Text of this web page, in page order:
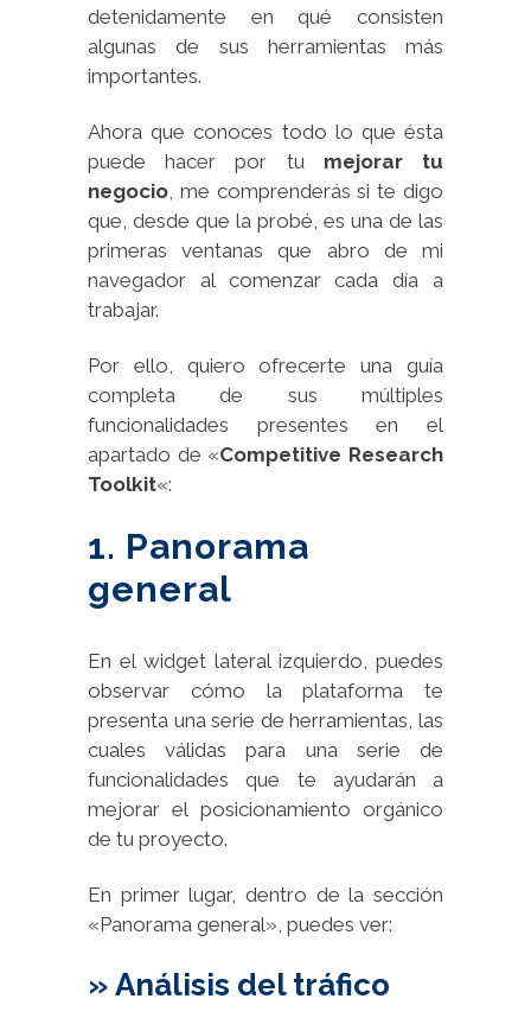
detenidamente en qué consisten
algunas de sus herramientas más
importantes.
Ahora que conoces todo lo que ésta
puede hacer por tu mejorar tu
negocio , me comprenderás si te digo
que, desde que la probé, es una de las
primeras ventanas que abro de mi
navegador al comenzar cada día a
trabajar.
Por ello, quiero ofrecerte una guía
completa de sus múltiples
funcionalidades presentes en el
apartado de «Competitive Research
Toolkit«:
1. Panorama
general
En el widget lateral izquierdo, puedes
observar cómo la plataforma te
presenta una serie de herramientas, las
cuales válidas para una serie de
funcionalidades que te ayudarán a
mejorar el posicionamiento orgánico
de tu proyecto.
En primer lugar, dentro de la sección
«Panorama general», puedes ver:
» Análisis del tráfico